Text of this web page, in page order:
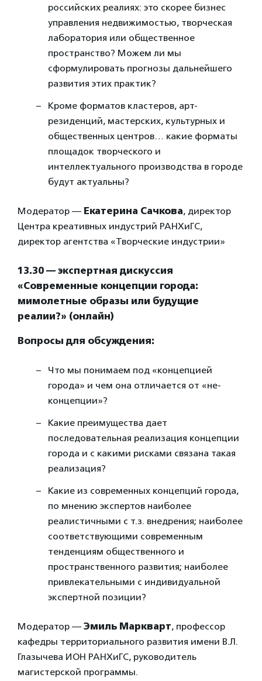
российских реалиях: это скорее бизнес
управления недвижимостью, творческая
лаборатория или общественное
пространство? Можем ли мы
сформулировать прогнозы дальнейшего
развития этих практик?
Кроме форматов кластеров, арт-
резиденций, мастерских, культурных и
общественных центров… какие форматы
площадок творческого и
интеллектуального производства в городе
будут актуальны?
Модератор — Екатерина Сачкова, директор
Центра креативных индустрий РАНХиГС,
директор агентства «Творческие индустрии»
13.30 — экспертная дискуссия
«Современные концепции города:
мимолетные образы или будущие
реалии?» (онлайн)
Вопросы для обсуждения:
Что мы понимаем под «концепцией
города» и чем она отличается от «не-
концепции»?
Какие преимущества дает
последовательная реализация концепции
города и с какими рисками связана такая
реализация?
Какие из современных концепций города,
по мнению экспертов наиболее
реалистичными с т.з. внедрения; наиболее
соответствующими современным
тенденциям общественного и
пространственного развития; наиболее
привлекательными с индивидуальной
экспертной позиции?
Модератор — Эмиль Маркварт, профессор
кафедры территориального развития имени В.Л.
Глазычева ИОН РАНХиГС, руководитель
магистерской программы.